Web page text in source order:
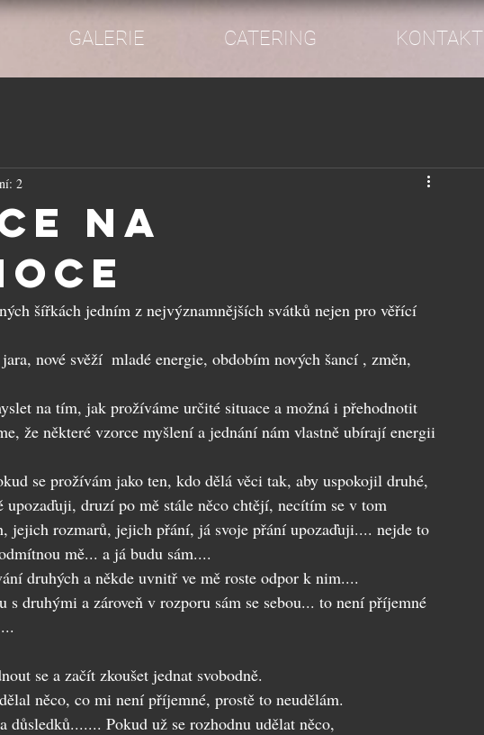
GALERIE CATERING KONTAKT
na
2
šířkách jedním z nejvýznamnějších svátků nejen pro věřící
nové svěží  mladé energie, obdobím nových šancí , změn,
na tím, jak prožíváme určité situace a možná i přehodnotit
že některé vzorce myšlení a jednání nám vlastně ubírají energii
se prožívám jako ten, kdo dělá věci tak, aby uspokojil druhé,
upozaďuji, druzí po mě stále něco chtějí, necítím se v tom
jejich rozmarů, jejich přání, já svoje přání upozaďuji.... nejde to
mě... a já budu sám....
druhých a někde uvnitř ve mě roste odpor k nim....
s druhými a zároveň v rozporu sám se sebou... to není příjemné
se a začít zkoušet jednat svobodně.
něco, co mi není příjemné, prostě to neudělám.
důsledků....... Pokud už se rozhodnu udělat něco,